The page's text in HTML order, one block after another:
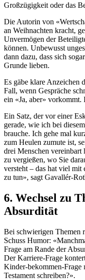
Großzügigkeit oder das
Die Autorin von
an Weihnachten kracht,
Unvermögen der
können. Unbewusst
dann dazu, dass sich
Grunde lieben.
Es gäbe klare Anzeichen
Fall, wenn Gespräche
ein «Ja, aber» vorkommt.
Ein Satz, der vor einer
gerade, wie ich bei
brauche. Ich gehe mal
zum Heulen zumute ist,
drei Menschen vereinbart
zu vergießen, wo Sie
versteht – das hat viel mit
zu tun», sagt Gavallér-
6. Wechsel zu
Absurdität
Bei schwierigen Themen
Schuss Humor:
Frage am Rande der
Der Karriere-Frage
Kinder-bekommen-Frage
Testament schreiben?».